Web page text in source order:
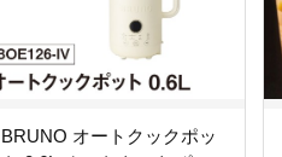
BRUNO オートクックポッ